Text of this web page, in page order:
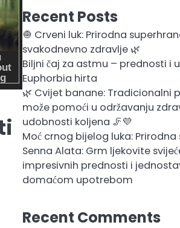
Recent Posts
🧅 Crveni luk: Prirodna
svakodnevno zdravlje 🌿
Biljni čaj za astmu – prednosti i
Euphorbia hirta
🌿 Cvijet banane: Tradicionalni
može pomoći u održavanju
udobnosti koljena 🦵💜
Moć crnog bijelog luka:
Senna Alata: Grm ljekovite
impresivnih prednosti i
domaćom upotrebom
Recent Comments